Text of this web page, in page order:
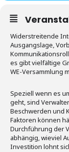
Widerstreitende
Ausgangslage,
es gibt vielfältige
WE-Versammlung
Speziell wenn es
geht, sind
Beschwerden und
Faktoren können
Durchführung der
abhängig, wieviel
Investition lohnt